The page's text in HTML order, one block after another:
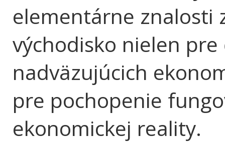
elementárne znalosti
východisko nielen
nadväzujúcich
pre pochopenie
ekonomickej reality.